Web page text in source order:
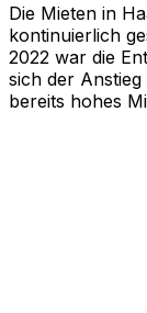
Die Mieten in
kontinuierlich
2022 war die
sich der
bereits hohes